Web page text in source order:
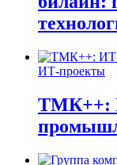
ИТ-проекты
ТМК++: